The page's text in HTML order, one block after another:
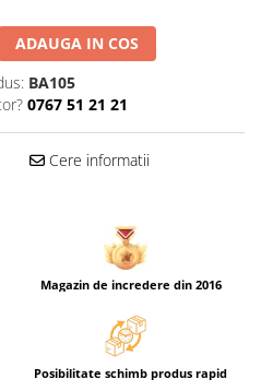
ADAUGA IN COS
BA105
0767 51 21 21
Cere informatii
Magazin de incredere din 2016
Posibilitate schimb produs rapid